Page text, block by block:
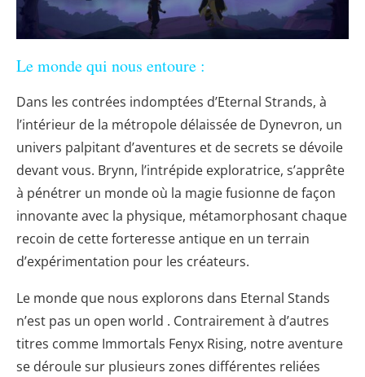
Le monde qui nous entoure :
Dans les contrées indomptées d’Eternal Strands, à
l’intérieur de la métropole délaissée de Dynevron, un
univers palpitant d’aventures et de secrets se dévoile
devant vous. Brynn, l’intrépide exploratrice, s’apprête
à pénétrer un monde où la magie fusionne de façon
innovante avec la physique, métamorphosant chaque
recoin de cette forteresse antique en un terrain
d’expérimentation pour les créateurs.
Le monde que nous explorons dans Eternal Stands
n’est pas un open world . Contrairement à d’autres
titres comme Immortals Fenyx Rising, notre aventure
se déroule sur plusieurs zones différentes reliées